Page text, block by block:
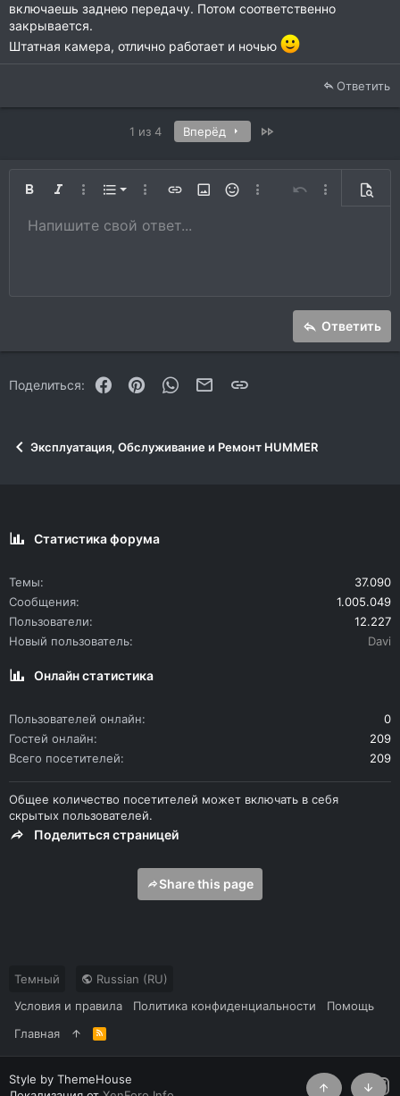
включаешь заднею передачу. Потом соответственно
закрывается.
Штатная камера, отлично работает и ночью
Ответить
1 из 4 Вперёд
ЖирныйКурсивДополнительно…
Список
Нумерованный список
Маркированный список
Дополнительно…
Вставить ссылку
Вставить изображение
СмайлыДополнительно…
Отменить
Размер шрифта
9
26
Цвет текста
Шрифт Arial
Trebuchet MS
Зачёркнутый
Подчёркнутый
Однострочный код
ВыравниваниеПо левому краю
Формат параграфа
Обычный
Заголовок 2
ЦитатаМедиаВставить таблицу
Вставить горизонтальную линию
Спойлер
Код
Повторить
Переключить режим работы редактора
Удалить форматирование
ЧерновикиСохранить черновик
Напишите свой ответ...
Ответить
Поделиться: FacebookPinterestWhatsAppЭлектронная почта
Ссылка
Эксплуатация, Обслуживание и Ремонт HUMMER
Статистика форума
Темы
37.090
Сообщения
1.005.049
Пользователи
12.227
Новый пользователь
Davi
Онлайн статистика
Пользователей онлайн
0
Гостей онлайн
209
Всего посетителей
209
Общее количество посетителей может включать в себя
скрытых пользователей.
Поделиться страницей
Share this page
Темный
Russian (RU)
Условия и правила
Политика конфиденциальности
Помощь
Главная
R
S
S
Style by ThemeHouse